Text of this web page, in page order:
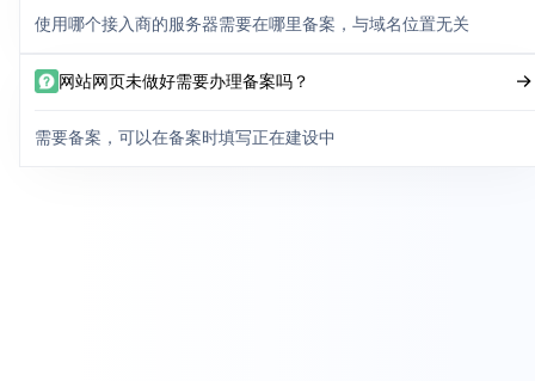
使用哪个接入商的服务器需要在哪里备案，与域名位置无关
网站网页未做好需要办理备案吗？
需要备案，可以在备案时填写正在建设中